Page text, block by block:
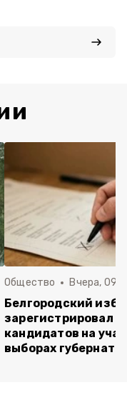
Общество Вчера,
Белгородский
зарегистрировал
кандидатов на
выборах